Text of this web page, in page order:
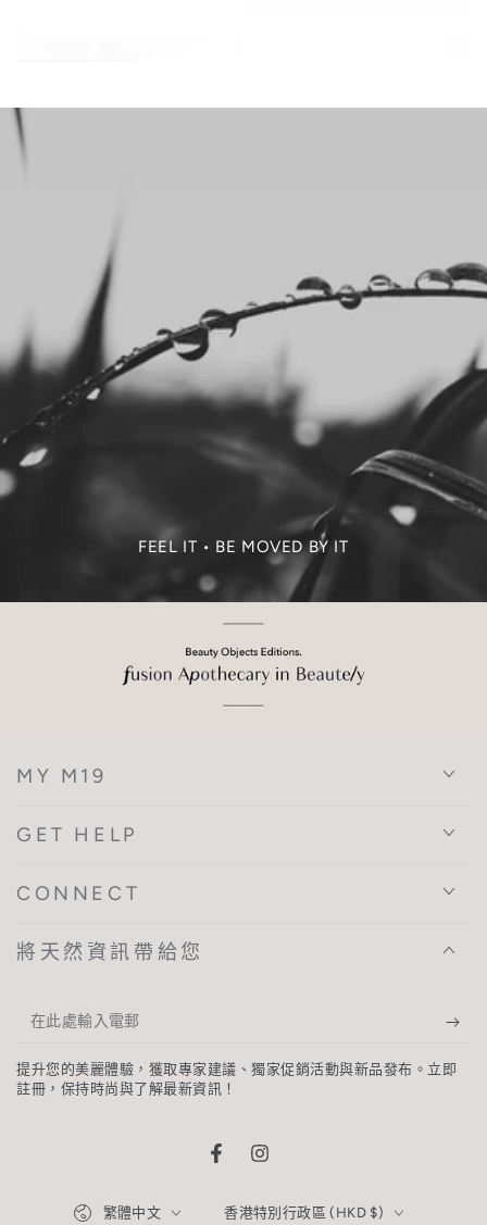
FEEL IT • BE MOVED BY IT
MY M19
GET HELP
CONNECT
將天然資訊帶給您
在
處
提升您的美麗體驗，獲取專家建議、獨家促銷活動與新品發布。立即
註冊，保持時尚與了解最新資訊！
FacebookInstagram
語 繁體中文 國
香港特別行政區 (HKD $)